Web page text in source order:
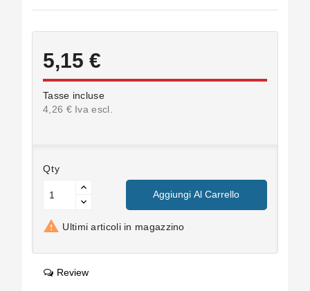
5,15 €
Tasse incluse
4,26 € Iva escl.
Qty
Aggiungi Al Carrello
 Ultimi articoli in magazzino
Review